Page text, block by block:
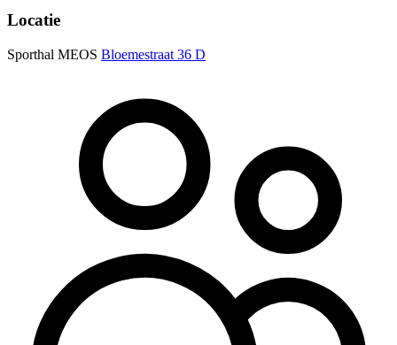
Locatie
Sporthal MEOS Bloemestraat 36 D